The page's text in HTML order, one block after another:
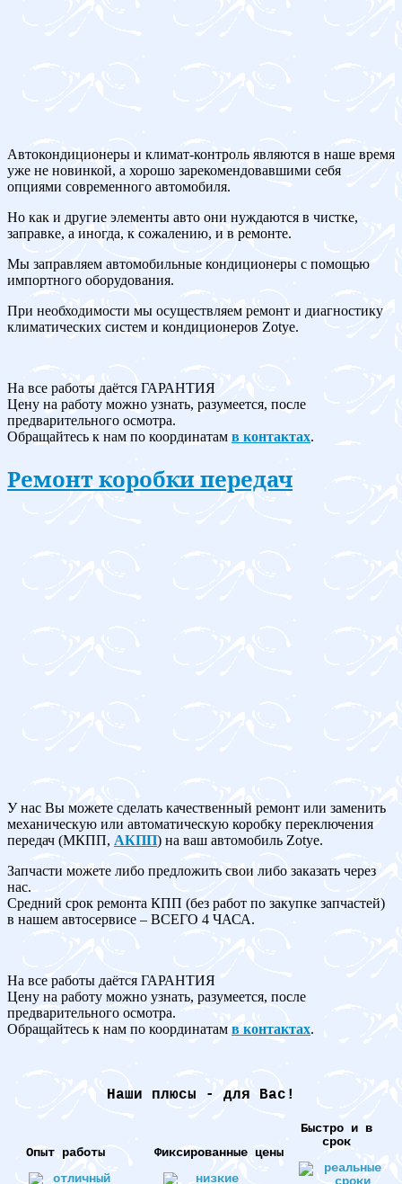
Автокондиционеры и климат-контроль являются в наше время
уже не новинкой, а хорошо зарекомендовавшими себя
опциями современного автомобиля.
Но как и другие элементы авто они нуждаются в чистке,
заправке, а иногда, к сожалению, и в ремонте.
Мы заправляем автомобильные кондиционеры с помощью
импортного оборудования.
При необходимости мы осуществляем ремонт и диагностику
климатических систем и кондиционеров Zotye.
На все работы даётся ГАРАНТИЯ
Цену на работу можно узнать, разумеется, после
предварительного осмотра.
Обращайтесь к нам по координатам в контактах.
Ремонт коробки передач
У нас Вы можете сделать качественный ремонт или заменить
механическую или автоматическую коробку переключения
передач (МКПП, АКПП) на ваш автомобиль Zotye.
Запчасти можете либо предложить свои либо заказать через
нас.
Средний срок ремонта КПП (без работ по закупке запчастей)
в нашем автосервисе – ВСЕГО 4 ЧАСА.
На все работы даётся ГАРАНТИЯ
Цену на работу можно узнать, разумеется, после
предварительного осмотра.
Обращайтесь к нам по координатам в контактах.
Наши плюсы - для Вас!
Опыт работы Фиксированные цены
Быстро и в
срок